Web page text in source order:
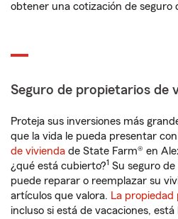
obtener una cotización de seguro
Seguro de propietarios de
Proteja sus inversiones más
que la vida le pueda presentar con
de vivienda de State Farm® en
¿qué está cubierto?1 Su seguro
puede reparar o reemplazar su
artículos que valora. La propiedad
incluso si está de vacaciones,